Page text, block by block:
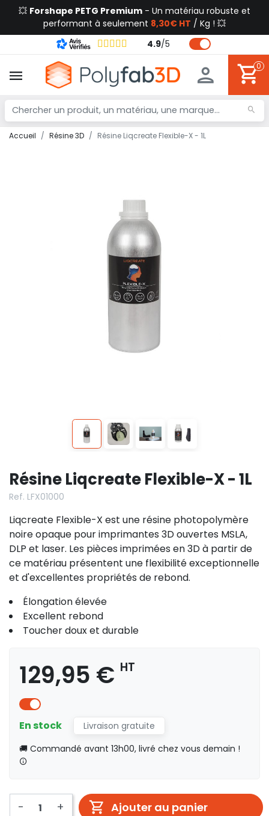
💥 Forshape PETG Premium - Un matériau robuste et
performant à seulement 8,30€ HT / Kg ! 💥
4.9/5
0
Accueil Résine 3D Résine Liqcreate Flexible-X - 1L
Résine Liqcreate Flexible-X - 1L
Ref. LFX01000
Liqcreate Flexible-X est une résine photopolymère
noire opaque pour imprimantes 3D ouvertes MSLA,
DLP et laser. Les pièces imprimées en 3D à partir de
ce matériau présentent une flexibilité exceptionnelle
et d'excellentes propriétés de rebond.
Élongation élevée
Excellent rebond
Toucher doux et durable
129,95 € HT
En stock
Livraison gratuite
🚚 Commandé avant 13h00, livré chez vous demain !
- + Ajouter au panier